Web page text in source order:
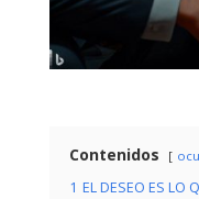
Contenidos
1 EL DESEO ES LO